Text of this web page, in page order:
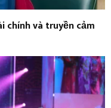
chính và truyền cảm